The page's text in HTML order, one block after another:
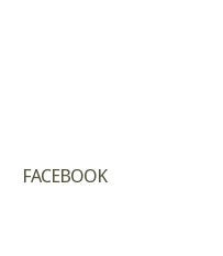
FACEBOOK